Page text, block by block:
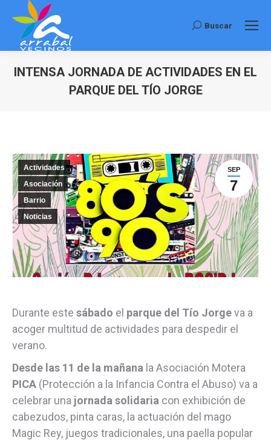
Buscar:
Buscar
INTENSA JORNADA DE ACTIVIDADES EN EL
PARQUE DEL TÍO JORGE
SEP
7
Actividades
Asociación
Barrio
Noticias
Durante este sábado el parque del Tío Jorgeva a
acoger multitud de actividades para despedir el
verano.
Desde las 11 de la mañana la Asociación Motera
PICA (Protección a la Infancia Contra el Abuso) va a
celebrar una jornada solidaria con exhibición de
cabezudos, pinta caras, la actuación del mago
Magic Rey, juegos tradicionales, una paella popular